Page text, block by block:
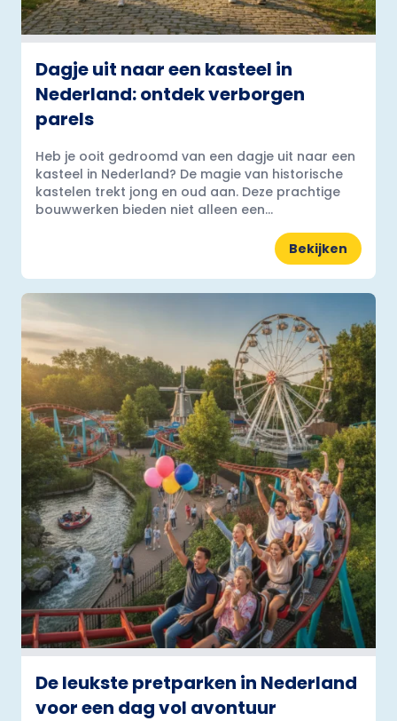
Dagje uit naar een kasteel in
Nederland: ontdek verborgen
parels
Heb je ooit gedroomd van een dagje uit naar een
kasteel in Nederland? De magie van historische
kastelen trekt jong en oud aan. Deze prachtige
bouwwerken bieden niet alleen een...
Bekijken
De leukste pretparken in Nederland
voor een dag vol avontuur